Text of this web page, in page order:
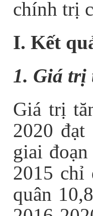
chính trị
I. Kết
1. Giá trị
Giá trị
2020
giai
2015 chỉ
quân